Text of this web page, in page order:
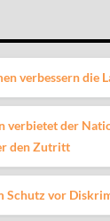
verbessern die
verbietet der
den Zutritt
Schutz vor